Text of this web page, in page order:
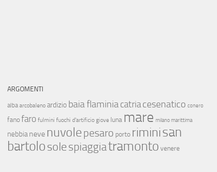
ARGOMENTI
alba arcobaleno ardizio baia flaminiacatriacesenatico conero
fanofaro fulmini fuochi d'artificio giove luna mare milano marittima
nebbia neve nuvolepesaro porto riminisan
bartolosolespiaggiatramonto venere